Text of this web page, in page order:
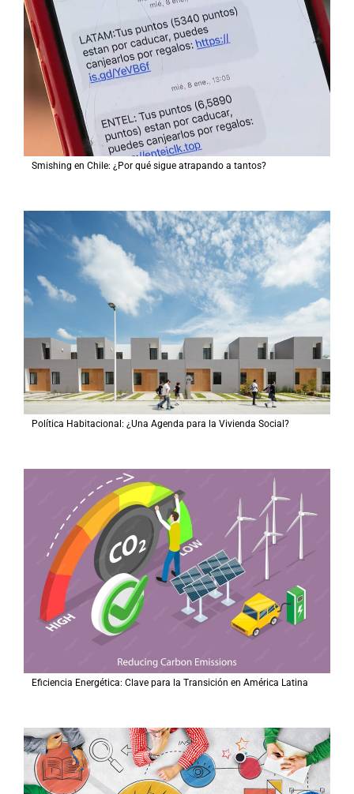
Smishing en Chile: ¿Por qué sigue atrapando a tantos?
Política Habitacional: ¿Una Agenda para la Vivienda Social?
Eficiencia Energética: Clave para la Transición en América Latina